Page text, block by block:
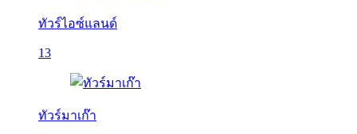
ทัวร์ไอซ์แลนด์
13
ทัวร์มาเก๊า